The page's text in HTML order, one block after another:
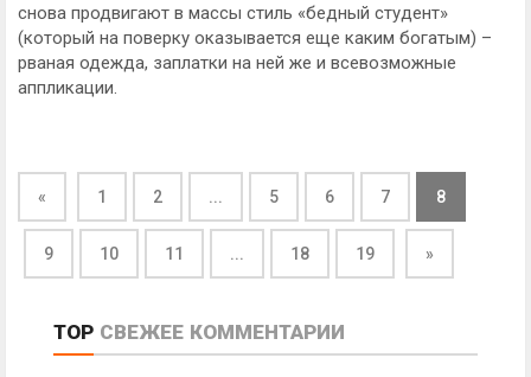
снова продвигают в массы стиль «бедный студент»
(который на поверку оказывается еще каким богатым) –
рваная одежда, заплатки на ней же и всевозможные
аппликации.
« 1 2 ... 5 6 7 8
9 10 11 ... 18 19 »
TOP СВЕЖЕЕ КОММЕНТАРИИ